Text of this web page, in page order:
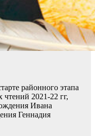
районного этапа
2021-22 гг,
Ивана
Геннадия